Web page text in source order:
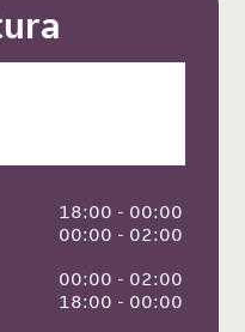
18:00 - 00:00
00:00 - 02:00
00:00 - 02:00
18:00 - 00:00